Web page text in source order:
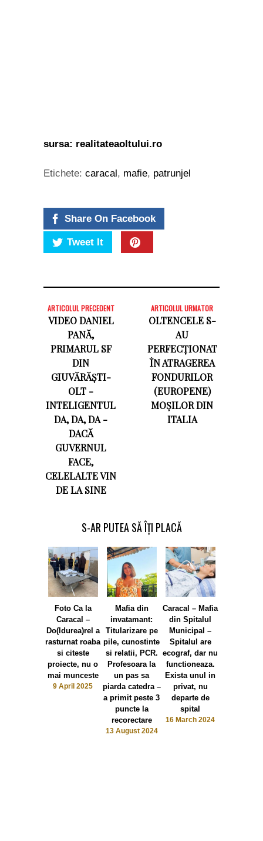
sursa: realitateaoltului.ro
Etichete: caracal , mafie, patrunjel
Share On Facebook
Tweet It
ARTICOLUL PRECEDENT
VIDEO DANIEL
PANĂ,
PRIMARUL SF
DIN
GIUVĂRĂȘTI-
OLT -
INTELIGENTUL
DA, DA, DA -
DACĂ
GUVERNUL
FACE,
CELELALTE VIN
DE LA SINE
ARTICOLUL URMATOR
OLTENCELE S-
AU
PERFECȚIONAT
ÎN ATRAGEREA
FONDURILOR
(EUROPENE)
MOȘILOR DIN
ITALIA
S-AR PUTEA SĂ ÎȚI PLACĂ
Foto Ca la
Caracal –
Do(ldurea)rel a
rasturnat roaba
si citeste
proiecte, nu o
mai munceste
9 April 2025
Mafia din
invatamant:
Titularizare pe
pile, cunostinte
si relatii, PCR.
Profesoara la
un pas sa
piarda catedra –
a primit peste 3
puncte la
recorectare
13 August 2024
Caracal – Mafia
din Spitalul
Municipal –
Spitalul are
ecograf, dar nu
functioneaza.
Exista unul in
privat, nu
departe de
spital
16 March 2024